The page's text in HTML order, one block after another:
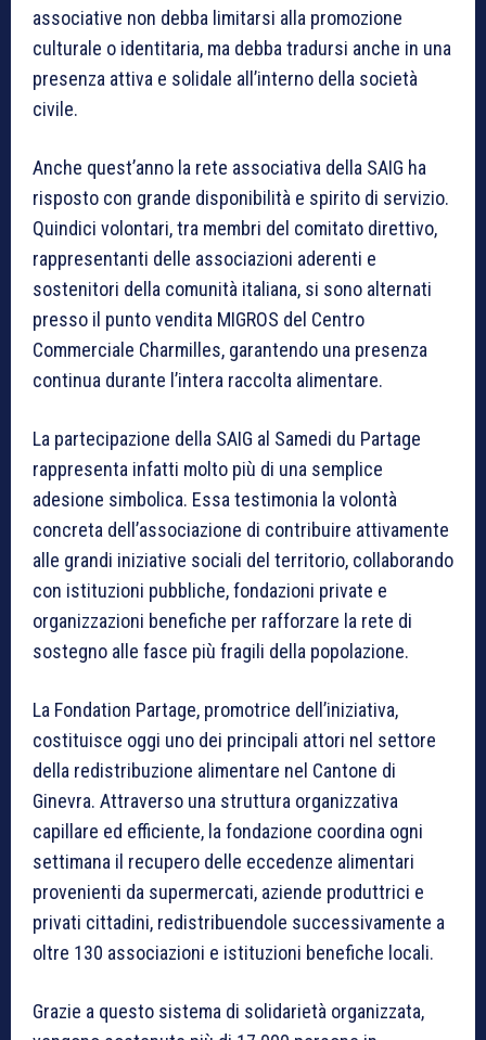
associative non debba limitarsi alla promozione
culturale o identitaria, ma debba tradursi anche in una
presenza attiva e solidale all’interno della società
civile.
Anche quest’anno la rete associativa della SAIG ha
risposto con grande disponibilità e spirito di servizio.
Quindici volontari, tra membri del comitato direttivo,
rappresentanti delle associazioni aderenti e
sostenitori della comunità italiana, si sono alternati
presso il punto vendita MIGROS del Centro
Commerciale Charmilles, garantendo una presenza
continua durante l’intera raccolta alimentare.
La partecipazione della SAIG al Samedi du Partage
rappresenta infatti molto più di una semplice
adesione simbolica. Essa testimonia la volontà
concreta dell’associazione di contribuire attivamente
alle grandi iniziative sociali del territorio, collaborando
con istituzioni pubbliche, fondazioni private e
organizzazioni benefiche per rafforzare la rete di
sostegno alle fasce più fragili della popolazione.
La Fondation Partage, promotrice dell’iniziativa,
costituisce oggi uno dei principali attori nel settore
della redistribuzione alimentare nel Cantone di
Ginevra. Attraverso una struttura organizzativa
capillare ed efficiente, la fondazione coordina ogni
settimana il recupero delle eccedenze alimentari
provenienti da supermercati, aziende produttrici e
privati cittadini, redistribuendole successivamente a
oltre 130 associazioni e istituzioni benefiche locali.
Grazie a questo sistema di solidarietà organizzata,